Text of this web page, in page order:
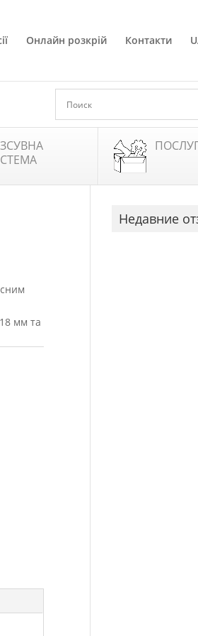
Онлайн розкрій Контакти
мм та
Недавние